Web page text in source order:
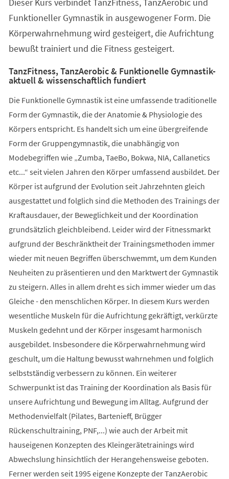
Funktioneller Gymnastik in ausgewogener Form. Die
Körperwahrnehmung wird gesteigert, die Aufrichtung
bewußt trainiert und die Fitness gesteigert.
TanzFitness, TanzAerobic & Funktionelle Gymnastik-
aktuell & wissenschaftlich fundiert
Die Funktionelle Gymnastik ist eine umfassende traditionelle
Form der Gymnastik, die der Anatomie & Physiologie des
Körpers entspricht. Es handelt sich um eine übergreifende
Form der Gruppengymnastik, die unabhängig von
Modebegriffen wie „Zumba, TaeBo, Bokwa, NIA, Callanetics
etc...“ seit vielen Jahren den Körper umfassend ausbildet. Der
Körper ist aufgrund der Evolution seit Jahrzehnten gleich
ausgestattet und folglich sind die Methoden des Trainings der
Kraftausdauer, der Beweglichkeit und der Koordination
grundsätzlich gleichbleibend. Leider wird der Fitnessmarkt
aufgrund der Beschränktheit der Trainingsmethoden immer
wieder mit neuen Begriffen überschwemmt, um dem Kunden
Neuheiten zu präsentieren und den Marktwert der Gymnastik
zu steigern. Alles in allem dreht es sich immer wieder um das
Gleiche - den menschlichen Körper. In diesem Kurs werden
wesentliche Muskeln für die Aufrichtung gekräftigt, verkürzte
Muskeln gedehnt und der Körper insgesamt harmonisch
ausgebildet. Insbesondere die Körperwahrnehmung wird
geschult, um die Haltung bewusst wahrnehmen und folglich
selbstständig verbessern zu können. Ein weiterer
Schwerpunkt ist das Training der Koordination als Basis für
unsere Aufrichtung und Bewegung im Alltag. Aufgrund der
Methodenvielfalt (Pilates, Bartenieff, Brügger
Rückenschultraining, PNF,...) wie auch der Arbeit mit
hauseigenen Konzepten des Kleingerätetrainings wird
Abwechslung hinsichtlich der Herangehensweise geboten.
Ferner werden seit 1995 eigene Konzepte der TanzAerobic